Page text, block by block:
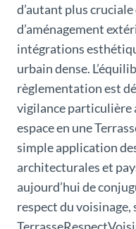
d’autant plus
d’aménagement
intégrations
urbain dense.
règlementation est
vigilance particulière
espace en une
simple application
architecturales et
aujourd’hui de
respect du